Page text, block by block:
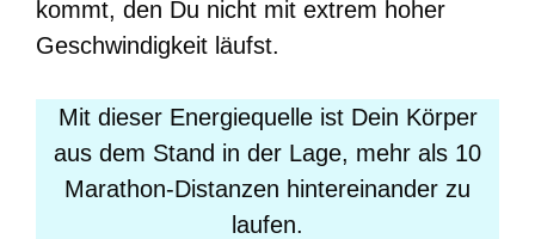
kommt, den Du nicht mit extrem hoher
Geschwindigkeit läufst.
Mit dieser Energiequelle ist Dein Körper
aus dem Stand in der Lage, mehr als 10
Marathon-Distanzen hintereinander zu
laufen.